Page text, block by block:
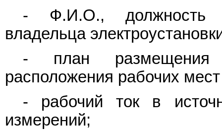
- Ф.И.О., должность
владельца
- план размещения
расположения рабочих
- рабочий ток в
измерений;